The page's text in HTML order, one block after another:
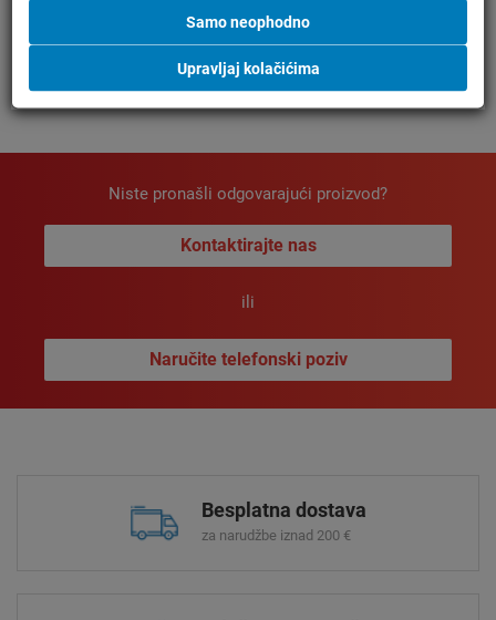
Niste pronašli odgovarajući proizvod?
Kontaktirajte nas
ili
Naručite telefonski poziv
Besplatna dostava
za narudžbe iznad 200 €
Samo neophodno
Upravljaj kolačićima